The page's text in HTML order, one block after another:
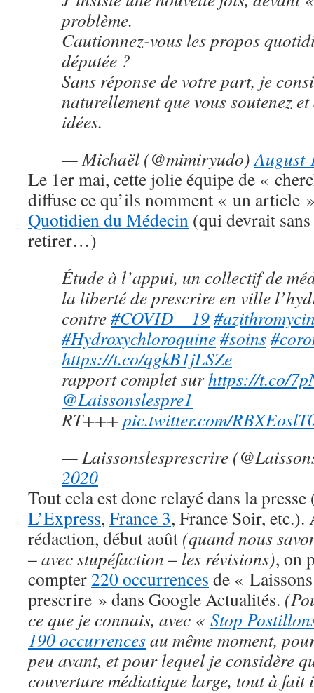
problème.
Cautionnez-vous les propos
députée ?
Sans réponse de votre part, je
naturellement que vous soutenez
idées.
— Michaël (@mimiryudo)August
Le 1er mai, cette jolie équipe de «
diffuse ce qu’ils nomment « un article
Quotidien du Médecin (qui devrait
retirer…)
Étude à l’appui, un collectif de
la liberté de prescrire en ville
contre#COVID__19
#Hydroxychloroquine#soins
https://t.co/qgkB1jLSZe
rapport complet surhttps://t.co/
@Laissonslespre1
RT+++pic.twitter.com/
— Laissonslesprescrire
2020
Tout cela est donc relayé dans la presse
L’Express, France 3, France Soir, etc.).
rédaction, début août (quand nous
– avec stupéfaction – les révisions), on
compter220 occurrences de «
prescrire » dans Google Actualités.
ce que je connais, avec « Stop
190 occurrencesau même moment,
peu avant, et pour lequel je considère
couverture médiatique large, tout à fait